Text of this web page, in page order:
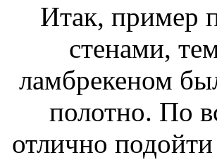
Итак, пример
стенами,
ламбрекеном
полотно. По
отлично